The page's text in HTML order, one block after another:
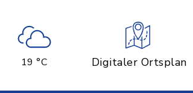
19 °C Digitaler Ortsplan